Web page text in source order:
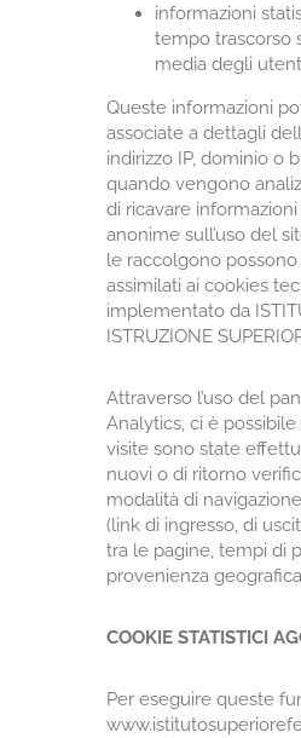
informazioni
tempo trascorso
media degli
Queste informazioni
associate a dettagli
indirizzo IP, dominio o
quando vengono
di ricavare
anonime sull’uso del
le raccolgono possono
assimilati ai cookies
implementato da
ISTRUZIONE
Attraverso l’uso del
Analytics, ci è
visite sono state
nuovi o di ritorno
modalità di
(link di ingresso, di
tra le pagine, tempi di
provenienza
COOKIE STATISTICI
Per eseguire queste